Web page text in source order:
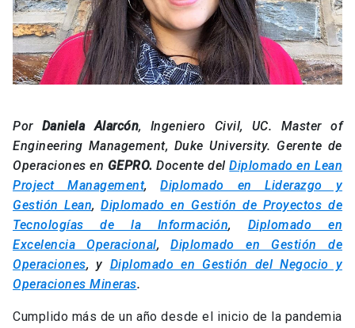
Por Daniela Alarcón, Ingeniero Civil, UC. Master of
Engineering Management, Duke University. Gerente de
Operaciones en GEPRO.Docente delDiplomado en Lean
Project Management,Diplomado en Liderazgo y
Gestión Lean,Diplomado en Gestión de Proyectos de
Tecnologías de la Información, Diplomado en
Excelencia Operacional,Diplomado en Gestión de
Operaciones, y Diplomado en Gestión del Negocio y
Operaciones Mineras.
Cumplido más de un año desde el inicio de la pandemia